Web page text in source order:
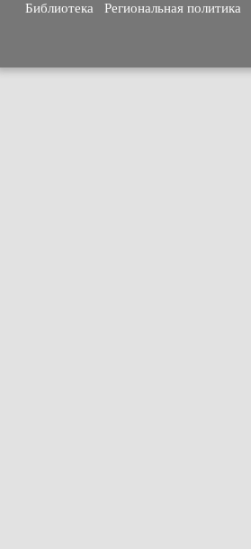
Библиотека
Региональная политика